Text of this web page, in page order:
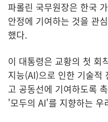
파롤린 국무원장은 한국
안정에 기여하는 것을 관
했다.
이 대통령은 교황의 첫 회
지능(AI)으로 인한 기술적
고 공동선에 기여하도록
'모두의 AI'를 지향하는 우